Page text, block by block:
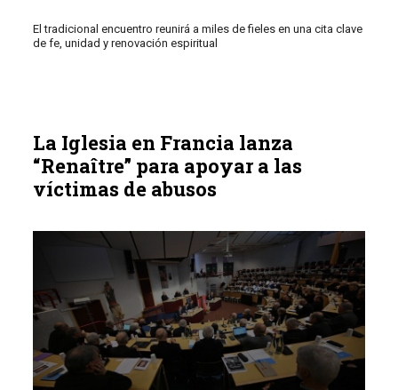
El tradicional encuentro reunirá a miles de fieles en una cita clave
de fe, unidad y renovación espiritual
La Iglesia en Francia lanza
“Renaître” para apoyar a las
víctimas de abusos